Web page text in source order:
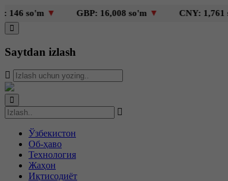
▼ GBP: 16,008 so'm▼ CNY: 1,761 so'm▼
Saytdan izlash
Ўзбекистон
Об-ҳаво
Технология
Жаҳон
Иқтисодиёт